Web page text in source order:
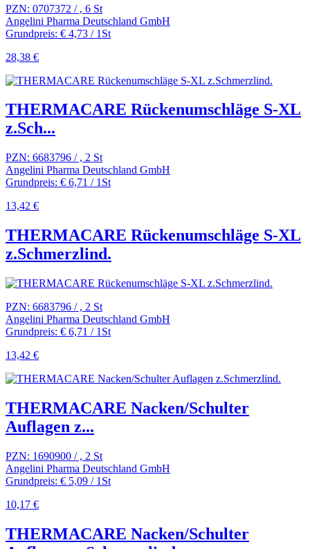
PZN: 0707372 / , 6 St
Angelini Pharma Deutschland GmbH
Grundpreis: € 4,73 / 1St
28,38 €
THERMACARE Rückenumschläge S-XL
z.Sch...
PZN: 6683796 / , 2 St
Angelini Pharma Deutschland GmbH
Grundpreis: € 6,71 / 1St
13,42 €
THERMACARE Rückenumschläge S-XL
z.Schmerzlind.
PZN: 6683796 / , 2 St
Angelini Pharma Deutschland GmbH
Grundpreis: € 6,71 / 1St
13,42 €
THERMACARE Nacken/Schulter
Auflagen z...
PZN: 1690900 / , 2 St
Angelini Pharma Deutschland GmbH
Grundpreis: € 5,09 / 1St
10,17 €
THERMACARE Nacken/Schulter